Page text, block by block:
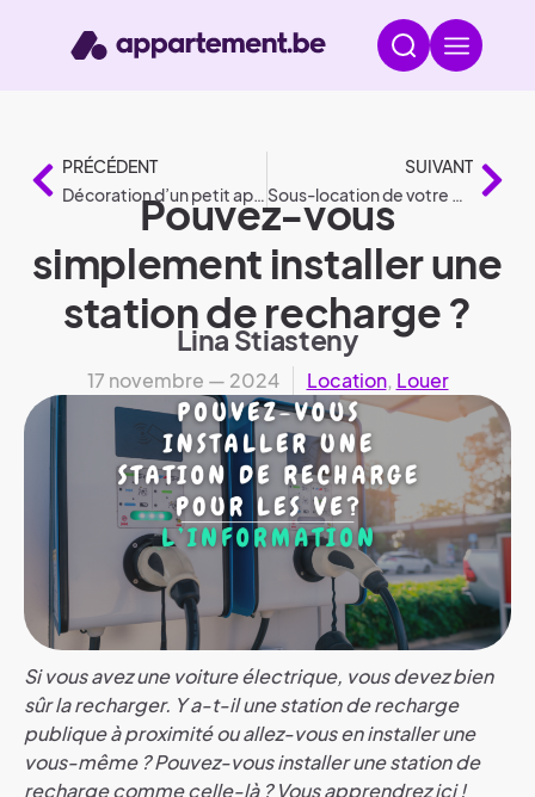
PRÉCÉDENT
Décoration d’un petit appartement : 8 conseils
SUIVANT
Sous-location de votre maison ou appartement conformément à la législation
Pouvez-vous
simplement installer une
station de recharge ?
Lina Stiasteny
17 novembre — 2024 Location, Louer
Si vous avez une voiture électrique, vous devez bien
sûr la recharger. Y a-t-il une station de recharge
publique à proximité ou allez-vous en installer une
vous-même ? Pouvez-vous installer une station de
recharge comme celle-là ? Vous apprendrez ici !